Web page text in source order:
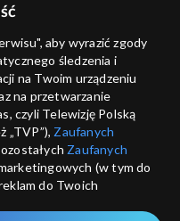
ANULUJ
aby wyrazić zgody
śledzenia i
na Twoim urządzeniu
na przetwarzanie
czyli Telewizję Polską
„TVP”), Zaufanych
Zaufanych
(w tym do
do Twoich